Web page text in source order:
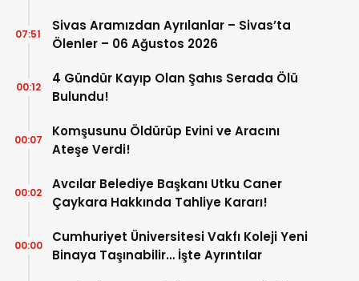
Sivas Aramızdan Ayrılanlar – Sivas’ta
Ölenler – 06 Ağustos 2026
07:51
4 Gündür Kayıp Olan Şahıs Serada Ölü
Bulundu!
00:12
Komşusunu Öldürüp Evini ve Aracını
Ateşe Verdi!
00:07
Avcılar Belediye Başkanı Utku Caner
Çaykara Hakkında Tahliye Kararı!
00:02
Cumhuriyet Üniversitesi Vakfı Koleji Yeni
Binaya Taşınabilir… İşte Ayrıntılar
00:00